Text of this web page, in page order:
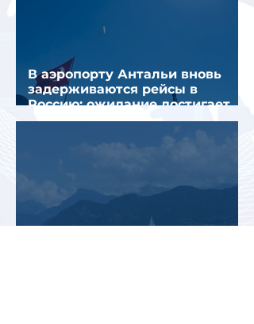
В аэропорту Антальи вновь
задерживаются рейсы в
Россию: ожидание достигает
почти 10 часов